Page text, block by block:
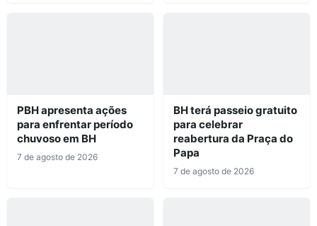
PBH apresenta ações
para enfrentar período
chuvoso em BH
7 de agosto de 2026
BH terá passeio gratuito
para celebrar
reabertura da Praça do
Papa
7 de agosto de 2026